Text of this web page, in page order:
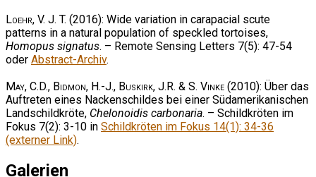
Loehr, V. J. T. (2016): Wide variation in carapacial scute
patterns in a natural population of speckled tortoises,
Homopus signatus. – Remote Sensing Letters 7(5): 47-54
oder Abstract-Archiv.
May, C.D., Bidmon, H.-J., Buskirk, J.R. & S. Vinke (2010): Über das
Auftreten eines Nackenschildes bei einer Südamerikanischen
Landschildkröte, Chelonoidis carbonaria. – Schildkröten im
Fokus 7(2): 3-10 in Schildkröten im Fokus 14(1): 34-36
(externer Link).
Galerien